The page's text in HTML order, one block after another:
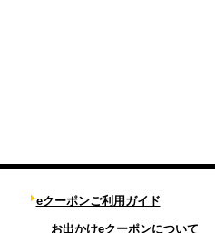
eクーポンご利用ガイド
お出かけeクーポンについて